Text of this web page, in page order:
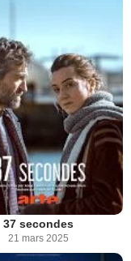
37 secondes
21 mars 2025